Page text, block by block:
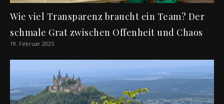
Wie viel Transparenz braucht ein Team? Der
schmale Grat zwischen Offenheit und Chaos
19. Februar 2025